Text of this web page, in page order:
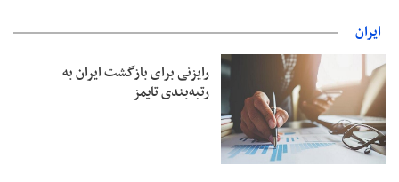
ایران
رایزنی برای بازگشت ایران به
رتبه‌بندی تایمز